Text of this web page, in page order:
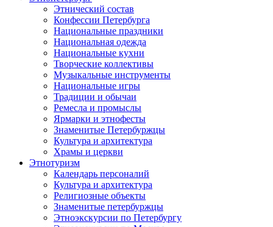
Этнический состав
Конфессии Петербурга
Национальные праздники
Национальная одежда
Национальные кухни
Творческие коллективы
Музыкальные инструменты
Национальные игры
Традиции и обычаи
Ремесла и промыслы
Ярмарки и этнофесты
Знаменитые Петербуржцы
Культура и архитектура
Храмы и церкви
Этнотуризм
Календарь персоналий
Культура и архитектура
Религиозные объекты
Знаменитые петербуржцы
Этноэкскурсии по Петербургу